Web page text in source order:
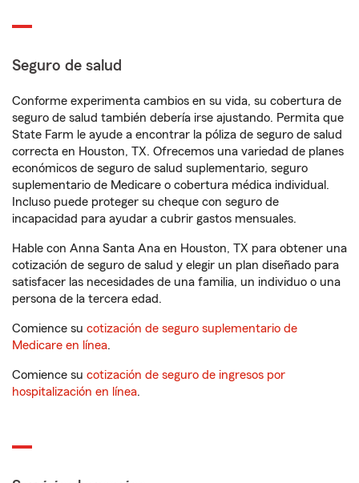
Seguro de salud
Conforme experimenta cambios en su vida, su cobertura de
seguro de salud también debería irse ajustando. Permita que
State Farm le ayude a encontrar la póliza de seguro de salud
correcta en Houston, TX. Ofrecemos una variedad de planes
económicos de seguro de salud suplementario, seguro
suplementario de Medicare o cobertura médica individual.
Incluso puede proteger su cheque con seguro de
incapacidad para ayudar a cubrir gastos mensuales.
Hable con Anna Santa Ana en Houston, TX para obtener una
cotización de seguro de salud y elegir un plan diseñado para
satisfacer las necesidades de una familia, un individuo o una
persona de la tercera edad.
Comience su cotización de seguro suplementario de
Medicare en línea.
Comience su cotización de seguro de ingresos por
hospitalización en línea.